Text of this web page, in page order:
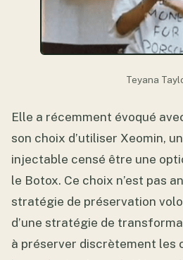
Teyana
Elle a récemment évoqué
son choix d’utiliser Xeomin,
injectable censé être une
le Botox. Ce choix n’est pas
stratégie de préservation
d’une stratégie de
à préserver discrètement les